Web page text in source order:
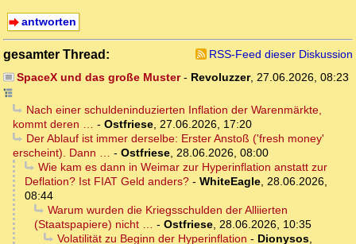
antworten
gesamter Thread:
RSS-Feed dieser Diskussion
SpaceX und das große Muster- Revoluzzer, 27.06.2026, 08:23
Nach einer schuldeninduzierten Inflation der Warenmärkte,
kommt deren … - Ostfriese, 27.06.2026, 17:20
Der Ablauf ist immer derselbe: Erster Anstoß ('fresh money'
erscheint). Dann … - Ostfriese, 28.06.2026, 08:00
Wie kam es dann in Weimar zur Hyperinflation anstatt zur
Deflation? Ist FIAT Geld anders? - WhiteEagle, 28.06.2026,
08:44
Warum wurden die Kriegsschulden der Alliierten
(Staatspapiere) nicht … - Ostfriese, 28.06.2026, 10:35
Volatilität zu Beginn der Hyperinflation - Dionysos,